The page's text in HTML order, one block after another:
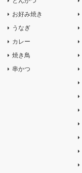
お好み焼き
うなぎ
カレー
焼き鳥
串かつ